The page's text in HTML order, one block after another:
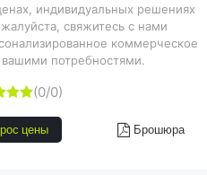
индивидуальных решениях
свяжитесь с нами
коммерческое
потребностями.
(0/0)
цены Брошюра